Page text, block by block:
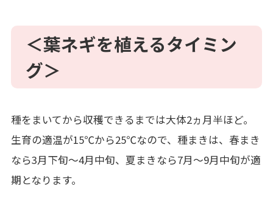
＜葉ネギを植えるタイミン
グ＞
種をまいてから収穫できるまでは大体2ヵ月半ほど。
生育の適温が15℃から25℃なので、種まきは、春まき
なら3月下旬～4月中旬、夏まきなら7月～9月中旬が適
期となります。